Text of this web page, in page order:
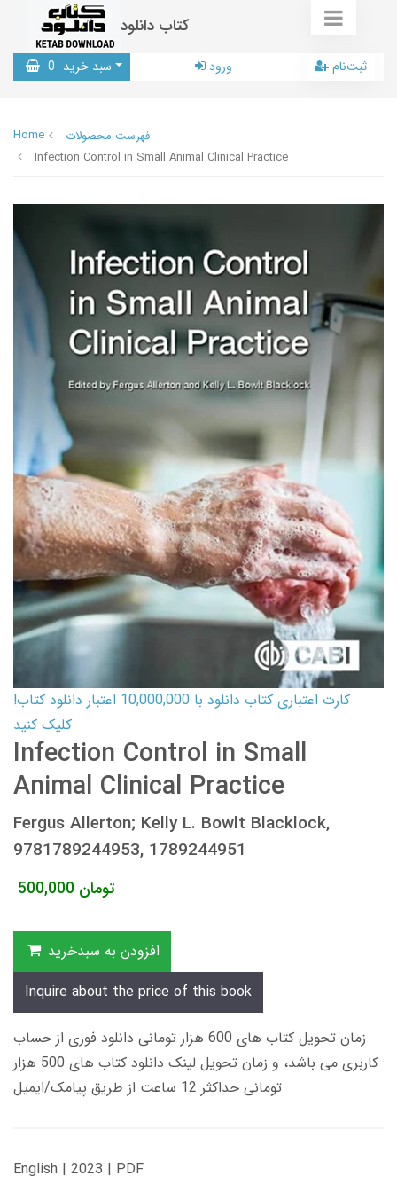
کتاب دانلود
سبد خرید 0 ورود ثبت‌نام
Home
فهرست محصولات
Infection Control in Small Animal Clinical Practice
کارت اعتباری کتاب دانلود با 10,000,000 اعتبار دانلود کتاب!
کلیک کنید
Infection Control in Small
Animal Clinical Practice
Fergus Allerton; Kelly L. Bowlt Blacklock,
9781789244953, 1789244951
500,000 تومان
افزودن به سبدخرید
Inquire about the price of this book
زمان تحویل کتاب های 600 هزار تومانی دانلود فوری از حساب
کاربری می باشد، و زمان تحویل لینک دانلود کتاب های 500 هزار
تومانی حداکثر 12 ساعت از طریق پیامک/ایمیل
English | 2023 | PDF